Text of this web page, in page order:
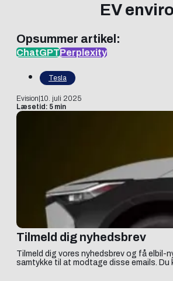
EV
Opsummer artikel:
ChatGPTPerplexity
Tesla
Evision 10. juli 2025
Læsetid: 5 min
Tilmeld dig nyhedsbrev
Tilmeld dig vores nyhedsbrev og få elbil-
samtykke til at modtage disse emails. Du